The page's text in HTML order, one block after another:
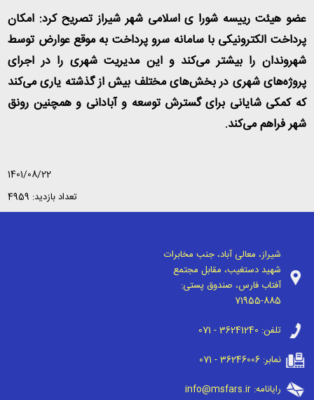
عضو هیئت رییسه شورا ی اسلامی شهر شیراز تصریح کرد: امکان
پرداخت الکترونیکی با سامانه سرو پرداخت به موقع عوارض توسط
شهروندان را بیشتر می‌کند و این مدیریت شهری را در اجرای
پروژه‌های شهری در بخش‌های مختلف بیش از گذشته یاری می‌کند
که کمکی شایانی برای گسترش توسعه و آبادانی و همچنین رونق
شهر فراهم می‌کند.
1401/08/22
تعداد بازدید: 4959
شیراز، معالی آباد، جنب مخابرات
شهید دستغیب، مقابل مجتمع
آفتاب فارس، صندوق پستی:
71955-885
تلفن: 071 - 36241240
نمابر:071 - 36246006
رایانامه:info@msfars.ir